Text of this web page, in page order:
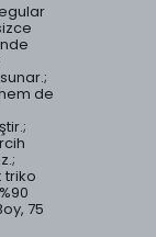
de
triko
75